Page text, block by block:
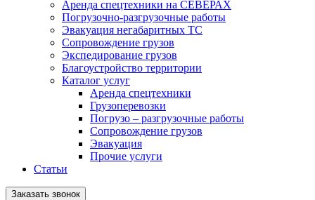
Аренда спецтехники на СЕВЕРАХ
Погрузочно-разгрузочные работы
Эвакуация негабаритных ТС
Сопровождение грузов
Экспедирование грузов
Благоустройство территории
Каталог услуг
Аренда спецтехники
Грузоперевозки
Погрузо – разгрузочные работы
Сопровождение грузов
Эвакуация
Прочие услуги
Статьи
Заказать звонок